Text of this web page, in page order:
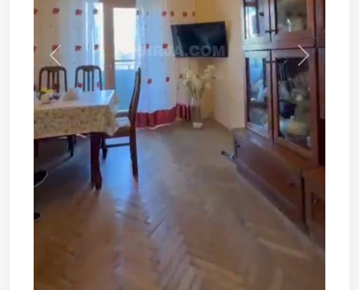
Prev Next